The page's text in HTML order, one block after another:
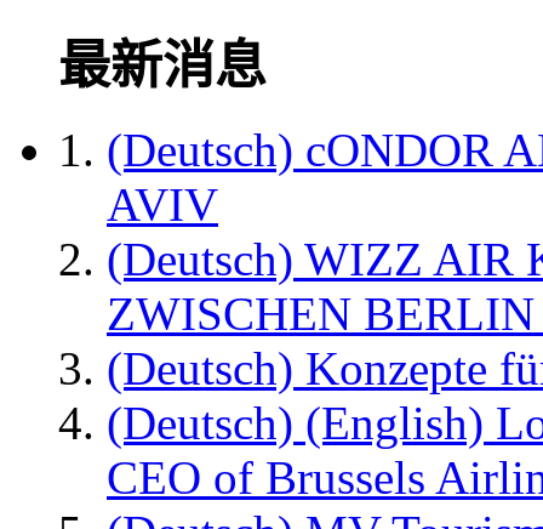
最新消息
(Deutsch) cONDOR
AVIV
(Deutsch) WIZZ AIR
ZWISCHEN
(Deutsch) Konzepte
(Deutsch) (English)
CEO of Brussels